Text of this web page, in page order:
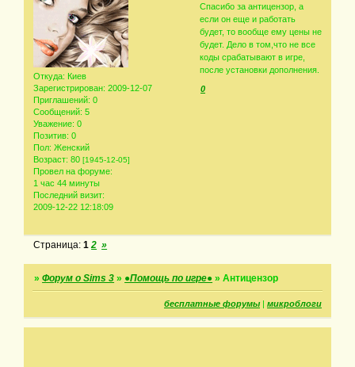
Откуда: Киев
Зарегистрирован: 2009-12-07
Приглашений: 0
Сообщений: 5
Уважение: 0
Позитив: 0
Пол: Женский
Возраст: 80 [1945-12-05]
Провел на форуме:
1 час 44 минуты
Последний визит:
2009-12-22 12:18:09
Спасибо за антицензор, а
если он еще и работать
будет, то вообще ему цены не
будет. Дело в том,что не все
коды срабатывают в игре,
после установки дополнения.
0
Страница:1 2 »
»Форум о Sims 3 » ●Помощь по игре● »Антицензор
бесплатные форумы| микроблоги